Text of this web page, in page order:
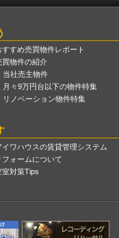
すすめ売買物件レポート
買物件の紹介
当社売主物件
月々9万円台以下の物件特集
リノベーション物件特集
イワハウスの賃貸管理システム
フォームについて
室対策Tips